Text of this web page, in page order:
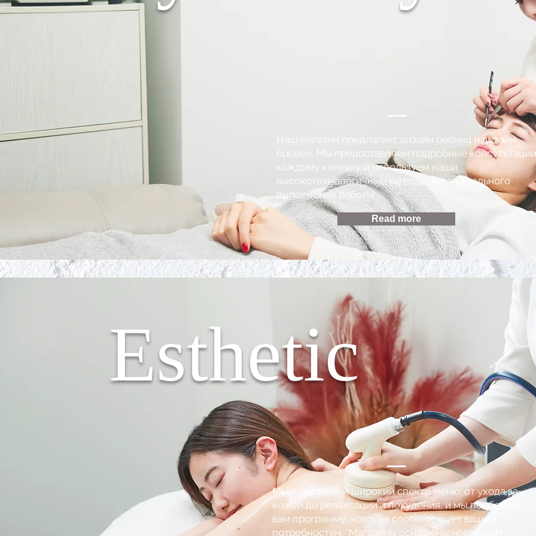
Наш магазин предлагает дизайн ресниц и дизайн
бровей. Мы предоставляем подробные консультации
каждому клиенту и используем наши
высокотехнологичные методы для тщательного
выполнения работы.
Read more
Esthetic
Мы предлагаем широкий спектр меню: от ухода за
кожей до релаксации и похудения, и мы подберем
вам программу, которая соответствует вашим
потребностям. *Магазины оснащены новейшим